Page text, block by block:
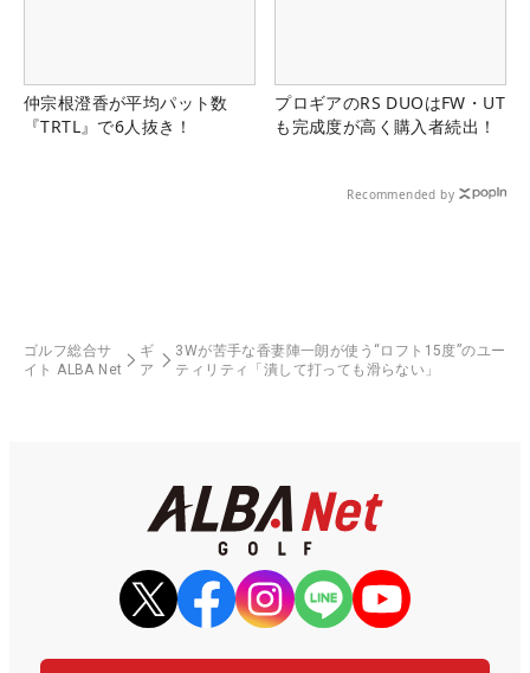
仲宗根澄香が平均パット数
『TRTL』で6人抜き！
プロギアのRS DUOはFW・UT
も完成度が高く購入者続出！
Recommended by
ゴルフ総合サ
イト ALBA Net
ギ
ア
3Wが苦手な香妻陣一朗が使う“ロフト15度”のユー
ティリティ「潰して打っても滑らない」